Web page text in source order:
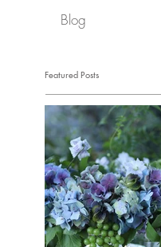
Blog
Featured Posts